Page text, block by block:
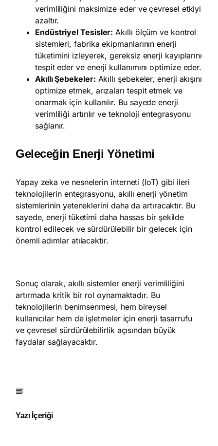
verimliliğini maksimize eder ve çevresel etkiyi
azaltır.
Endüstriyel Tesisler: Akıllı ölçüm ve kontrol
sistemleri, fabrika ekipmanlarının enerji
tüketimini izleyerek, gereksiz enerji kayıplarını
tespit eder ve enerji kullanımını optimize eder.
Akıllı Şebekeler: Akıllı şebekeler, enerji akışını
optimize etmek, arızaları tespit etmek ve
onarmak için kullanılır. Bu sayede enerji
verimliliği artırılır ve teknoloji entegrasyonu
sağlanır.
Geleceğin Enerji Yönetimi
Yapay zeka ve nesnelerin interneti (IoT) gibi ileri
teknolojilerin entegrasyonu, akıllı enerji yönetim
sistemlerinin yeteneklerini daha da artıracaktır. Bu
sayede, enerji tüketimi daha hassas bir şekilde
kontrol edilecek ve sürdürülebilir bir gelecek için
önemli adımlar atılacaktır.
Sonuç olarak, akıllı sistemler enerji verimliliğini
artırmada kritik bir rol oynamaktadır. Bu
teknolojilerin benimsenmesi, hem bireysel
kullanıcılar hem de işletmeler için enerji tasarrufu
ve çevresel sürdürülebilirlik açısından büyük
faydalar sağlayacaktır.
Yazı İçeriği